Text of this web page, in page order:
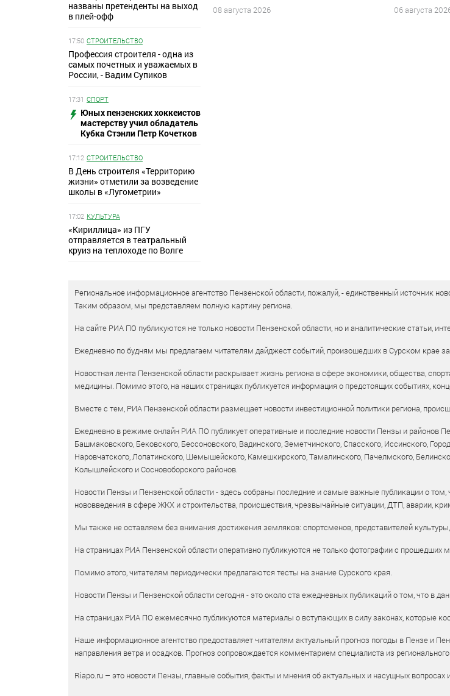
названы претенденты на выход
в плей-офф
17:50 СТРОИТЕЛЬСТВО
Профессия строителя - одна из
самых почетных и уважаемых в
России, - Вадим Супиков
17:31 СПОРТ
Юных пензенских хоккеистов
мастерству учил обладатель
Кубка Стэнли Петр Кочетков
17:12 СТРОИТЕЛЬСТВО
В День строителя «Территорию
жизни» отметили за возведение
школы в «Лугометрии»
17:02 КУЛЬТУРА
«Кириллица» из ПГУ
отправляется в театральный
круиз на теплоходе по Волге
08 августа 2026 06 августа
Региональное информационное агентство Пензенской области, пожалуй, - единственный источник
Таким образом, мы представляем полную картину региона.
На сайте РИА ПО публикуются не только новости Пензенской области, но и аналитические статьи,
Ежедневно по будням мы предлагаем читателям дайджест событий, произошедших в Сурском крае
Новостная лента Пензенской области раскрывает жизнь региона в сфере экономики, общества,
медицины. Помимо этого, на наших страницах публикуется информация о предстоящих событиях,
Вместе с тем, РИА Пензенской области размещает новости инвестиционной политики региона,
Ежедневно в режиме онлайн РИА ПО публикует оперативные и последние новости Пензы и районов
Башмаковского, Бековского, Бессоновского, Вадинского, Земетчинского, Спасского, Иссинского,
Наровчатского, Лопатинского, Шемышейского, Камешкирского, Тамалинского, Пачелмского,
Колышлейского и Сосновоборского районов.
Новости Пензы и Пензенской области - здесь собраны последние и самые важные публикации о том,
нововведения в сфере ЖКХ и строительства, происшествия, чрезвычайные ситуации, ДТП, аварии,
Мы также не оставляем без внимания достижения земляков: спортсменов, представителей
На страницах РИА Пензенской области оперативно публикуются не только фотографии с прошедших
Помимо этого, читателям периодически предлагаются тесты на знание Сурского края.
Новости Пензы и Пензенской области сегодня - это около ста ежедневных публикаций о том, что в
На страницах РИА ПО ежемесячно публикуются материалы о вступающих в силу законах, которые
Наше информационное агентство предоставляет читателям актуальный прогноз погоды в Пензе и
направления ветра и осадков. Прогноз сопровождается комментарием специалиста из
Riapo.ru – это новости Пензы, главные события, факты и мнения об актуальных и насущных вопросах